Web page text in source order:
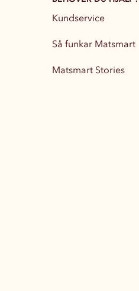
Partytillbehör
Kundservice
Så funkar Matsmart
Matsmart Stories